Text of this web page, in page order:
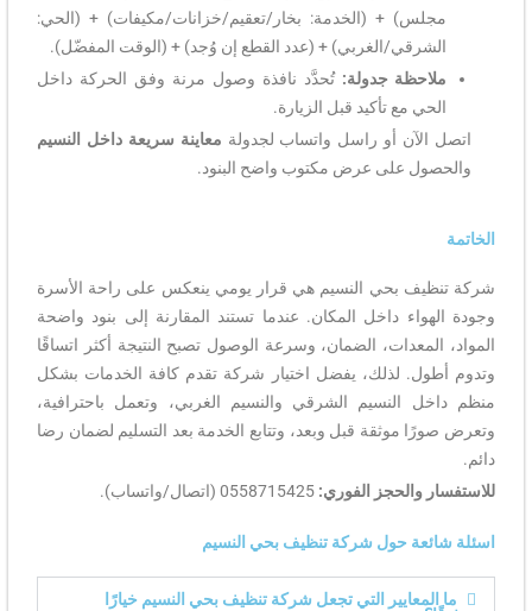
+ (الخدمة: بخار/تعقيم/خزانات/مكيفات) + (الحي:
الغربي) + (عدد القطع إن وُجد) + (الوقت المفضّل).
جدولة:تُحدَّد نافذة وصول مرنة وفق الحركة داخل
مع تأكيد قبل الزيارة.
أو راسل واتساب لجدولةمعاينة سريعة داخل النسيم
على عرض مكتوب واضح البنود.
بحي النسيم هي قرار يومي ينعكس على راحة الأسرة
داخل المكان. عندما تستند المقارنة إلى بنود واضحة
الضمان، وسرعة الوصول تصبح النتيجة أكثر اتساقًا
لذلك، يفضل اختيار شركة تقدم كافة الخدمات بشكل
النسيم الشرقي والنسيم الغربي، وتعمل باحترافية،
موثقة قبل وبعد، وتتابع الخدمة بعد التسليم لضمان رضا
والحجز الفوري:0558715425 (اتصال/واتساب).
حول شركة تنظيف بحي النسيم
التي تجعل شركة تنظيف بحي النسيم خيارًا